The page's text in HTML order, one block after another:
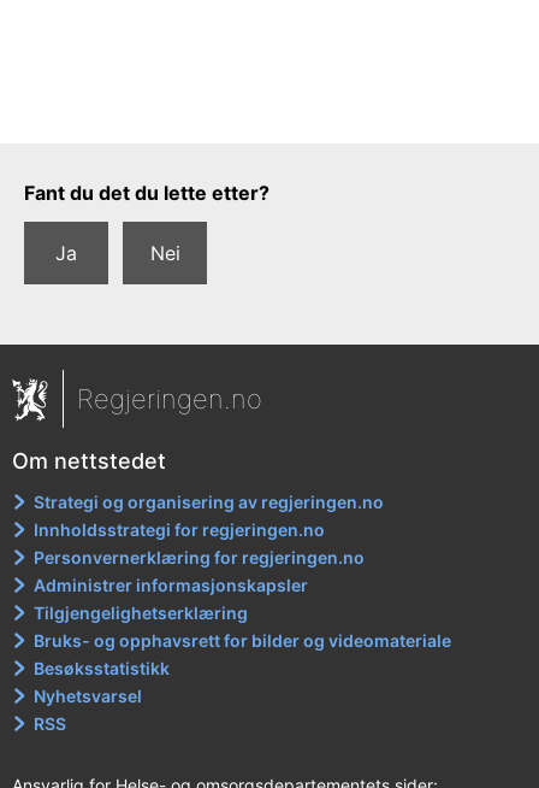
Tilbakemeldingsskjema
Fant du det du lette etter?
Ja Nei
Regjeringen.no
Om nettstedet
Strategi og organisering av regjeringen.no
Innholdsstrategi for regjeringen.no
Personvernerklæring for regjeringen.no
Administrer informasjonskapsler
Tilgjengelighetserklæring
Bruks- og opphavsrett for bilder og videomateriale
Besøksstatistikk
Nyhetsvarsel
RSS